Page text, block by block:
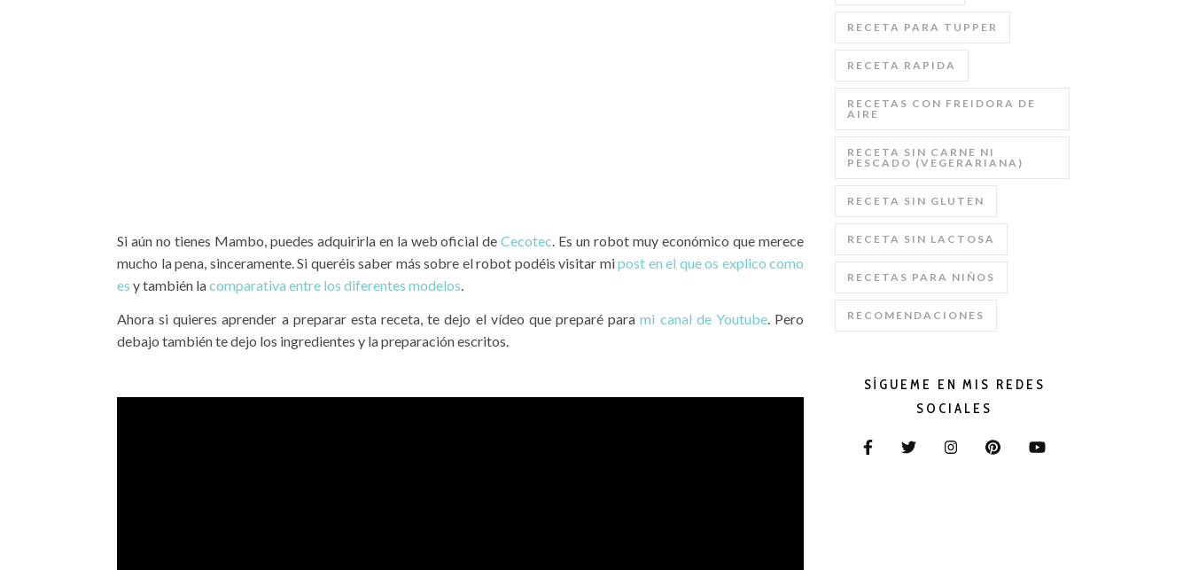
Si aún no tienes Mambo, puedes adquirirla en la web oficial deCecotec . Es un robot muy económico que merece
mucho la pena, sinceramente. Si queréis saber más sobre el robot podéis visitar mipost en el que os explico como
es y también lacomparativa entre los diferentes modelos
Ahora si quieres aprender a preparar esta receta, te dejo el vídeo que preparé parami canal de Youtube. Pero
debajo también te dejo los ingredientes y la preparación escritos.
RECETA PARA TUPPER
RECETA RAPIDA
RECETAS CON FREIDORA DE
AIRE
RECETA SIN CARNE NI
PESCADO (VEGERARIANA)
RECETA SIN GLUTEN
RECETA SIN LACTOSA
RECETAS PARA NIÑOS
RECOMENDACIONES
SÍGUEME EN MIS REDES
SOCIALES